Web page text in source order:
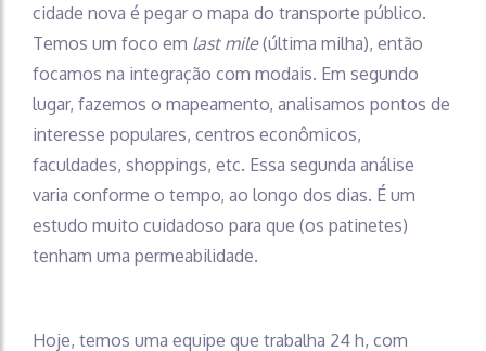
cidade nova é pegar o mapa do transporte público.
Temos um foco em last mile(última milha), então
focamos na integração com modais. Em segundo
lugar, fazemos o mapeamento, analisamos pontos de
interesse populares, centros econômicos,
faculdades, shoppings, etc. Essa segunda análise
varia conforme o tempo, ao longo dos dias. É um
estudo muito cuidadoso para que (os patinetes)
tenham uma permeabilidade.
Hoje, temos uma equipe que trabalha 24 h, com